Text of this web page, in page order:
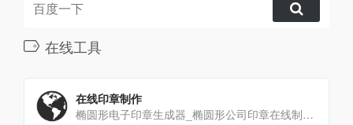
在线工具
在线印章制作
椭圆形电子印章生成器_椭圆形公司印章在线制作_395椭圆章